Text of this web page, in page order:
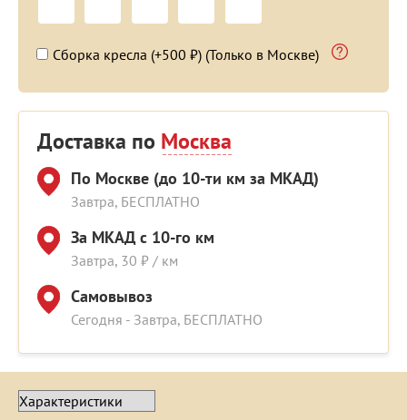
Сборка кресла (+500 ₽) (Только в Москве)
Доставка по Москва
По Москве (до 10-ти км за МКАД)
Завтра, БЕСПЛАТНО
За МКАД с 10-го км
Завтра, 30 ₽ / км
Самовывоз
Сегодня - Завтра, БЕСПЛАТНО